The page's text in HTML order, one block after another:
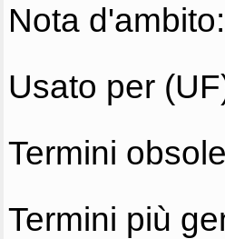
Nota d'ambito:
Usato per
Termini
Termini più